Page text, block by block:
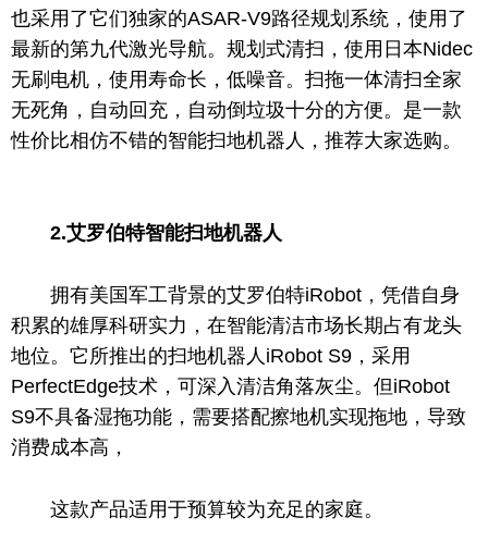
也采用了它们独家的ASAR-V9路径规划系统，使用了
最新的第九代激光导航。规划式清扫，使用日本Nidec
无刷电机，使用寿命长，低噪音。扫拖一体清扫全家
无死角，自动回充，自动倒垃圾十分的方便。是一款
性价比相仿不错的智能扫地机器人，推荐大家选购。
2.艾罗伯特智能扫地机器人
拥有美国军工背景的艾罗伯特iRobot，凭借自身
积累的雄厚科研实力，在智能清洁市场长期占有龙头
地位。它所推出的扫地机器人iRobot S9，采用
PerfectEdge技术，可深入清洁角落灰尘。但iRobot
S9不具备湿拖功能，需要搭配擦地机实现拖地，导致
消费成本高，
这款产品适用于预算较为充足的家庭。